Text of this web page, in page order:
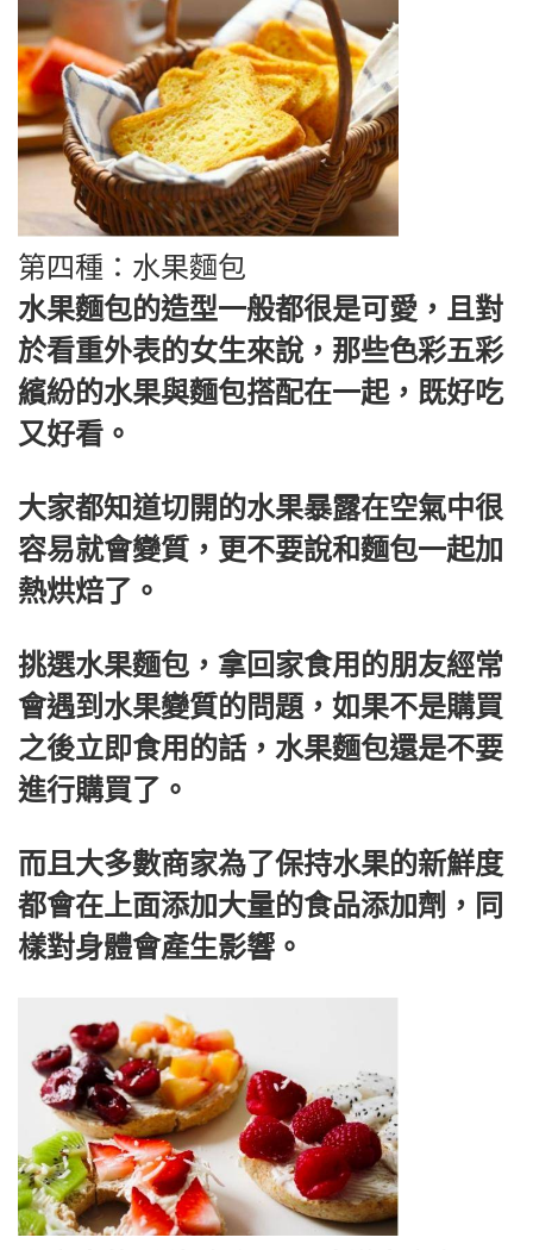
第四種：水果麵包
水果麵包的造型一般都很是可愛，且對
於看重外表的女生來說，那些色彩五彩
繽紛的水果與麵包搭配在一起，既好吃
又好看。
大家都知道切開的水果暴露在空氣中很
容易就會變質，更不要說和麵包一起加
熱烘焙了。
挑選水果麵包，拿回家食用的朋友經常
會遇到水果變質的問題，如果不是購買
之後立即食用的話，水果麵包還是不要
進行購買了。
而且大多數商家為了保持水果的新鮮度
都會在上面添加大量的食品添加劑，同
樣對身體會產生影響。